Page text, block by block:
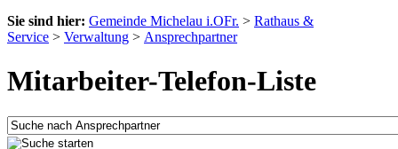
Sie sind hier: Gemeinde Michelau i.OFr. > Rathaus &
Service > Verwaltung > Ansprechpartner
Mitarbeiter-Telefon-Liste